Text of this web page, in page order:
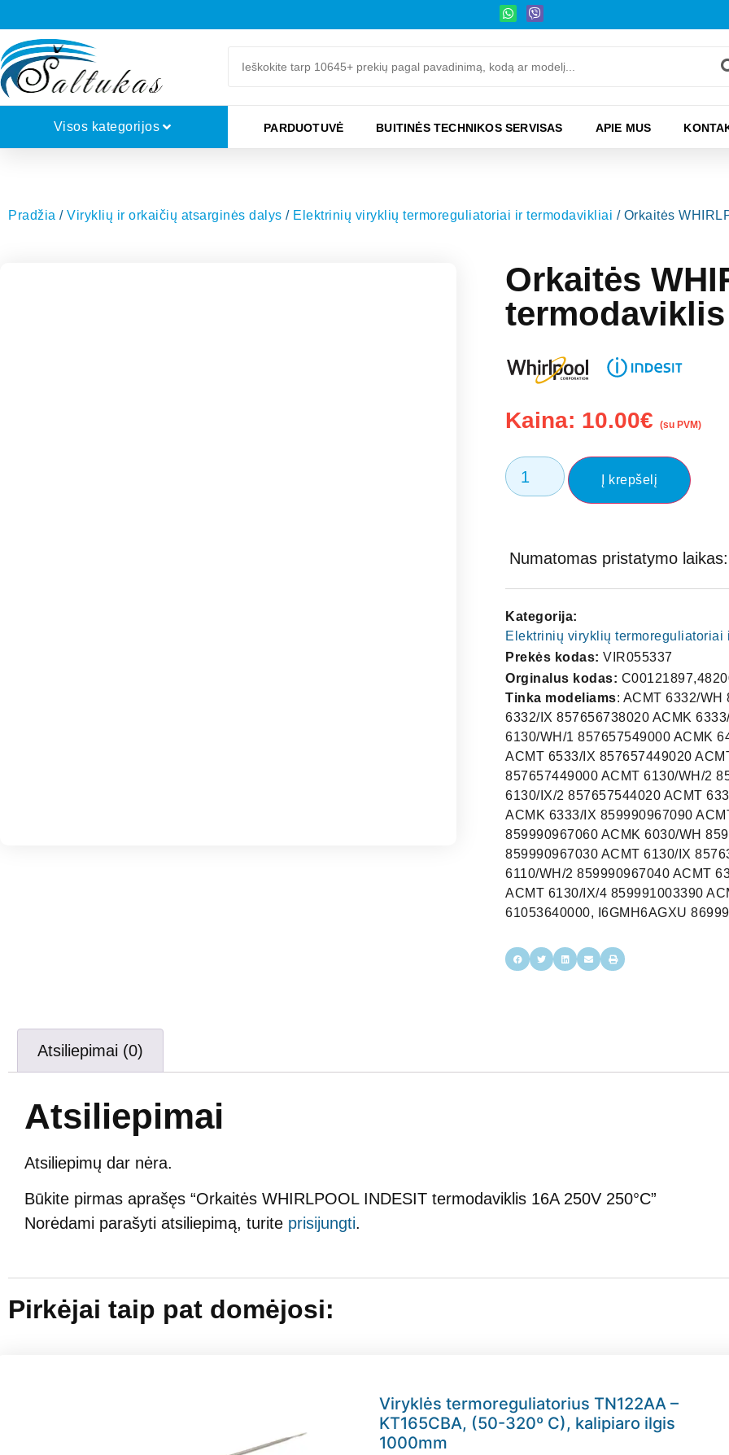
Visos kategorijos PARDUOTUVĖ BUITINĖS TECHNIKOS SERVISAS APIE MUS
Pradžia / Viryklių ir orkaičių atsarginės dalys / Elektrinių viryklių termoreguliatoriai ir termodavikliai / Orkaitės
Orkaitės
termodaviklis
Kaina: 10.00€ (su PVM)
Į krepšelį
Numatomas pristatymo
Kategorija:
Elektrinių viryklių termoreguliatoriai
Prekės kodas:VIR055337
Orginalus kodas:
Tinka modeliams: ACMT 6332/
6332/IX 857656738020 ACMK
6130/WH/1 857657549000 ACMK
ACMT 6533/IX 857657449020
857657449000 ACMT 6130/WH/2
6130/IX/2 857657544020 ACMT
ACMK 6333/IX 859990967090
859990967060 ACMK 6030/WH
859990967030 ACMT 6130/IX
6110/WH/2 859990967040 ACMT
ACMT 6130/IX/4 859991003390
61053640000, I6GMH6AGXU
Atsiliepimai (0)
Atsiliepimai
Atsiliepimų dar nėra.
Būkite pirmas aprašęs “Orkaitės WHIRLPOOL INDESIT termodaviklis 16A 250V 250°C”
Norėdami parašyti atsiliepimą, turite prisijungti.
Pirkėjai taip pat domėjosi:
Viryklės termoreguliatorius TN122AA –
KT165CBA, (50-320º C), kalipiaro ilgis
1000mm